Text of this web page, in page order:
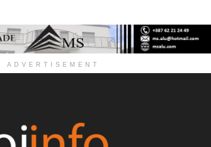
ADVERTISEMENT